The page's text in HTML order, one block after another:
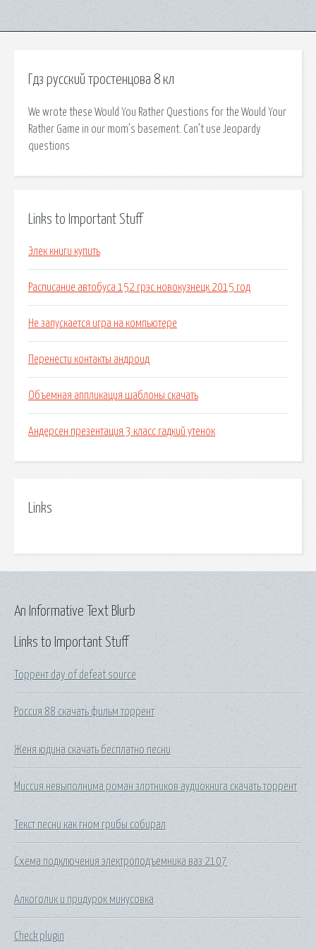
Гдз русский тростенцова 8 кл
We wrote these Would You Rather Questions for the Would Your
Rather Game in our mom’s basement. Can’t use Jeopardy
questions
Links to Important Stuff
Элек книги купить
Расписание автобуса 152 грэс новокузнецк 2015 год
Не запускается игра на компьютере
Перенести контакты андроид
Объемная аппликация шаблоны скачать
Андерсен презентация 3 класс гадкий утенок
Links
Links to Important Stuff
Торрент day of defeat source
Россия 88 скачать фильм торрент
Женя юдина скачать бесплатно песни
Миссия невыполнима роман злотников аудиокнига скачать торрент
Текст песни как гном грибы собирал
Схема подключения электроподъемника ваз 2107
Алкоголик и придурок минусовка
Check plugin
An Informative Text Blurb